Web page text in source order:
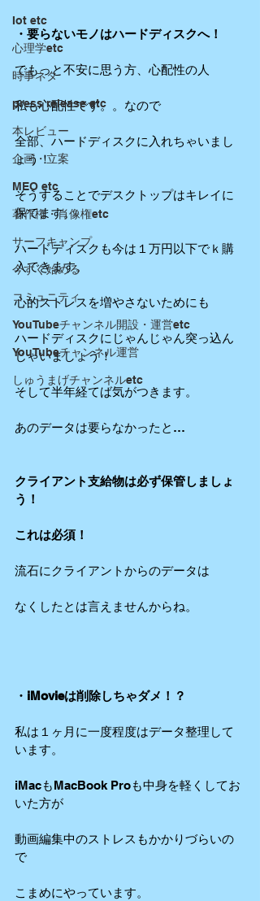
Iot etc
心理学etc
時事ネタ
press release etc
本レビュー
企画・立案
MEO etc
著作権・肖像権etc
サーフキャンプ
今すぐ始める
コミュニティ
YouTubeチャンネル開設・運営etc
YouTubeチャンネル運営
しゅうまげチャンネルetc
・要らないモノはハードディスクへ！
でもっと不安に思う方、心配性の人
私も心配性です。。なので
全部、ハードディスクに入れちゃいまし
ょう！
そうすることでデスクトップはキレイに
保てます。
ハードディスクも今は１万円以下でｋ購
入できます。
心的ストレスを増やさないためにも
ハードディスクにじゃんじゃん突っ込ん
じゃいましょう！
そして半年経てば気がつきます。
あのデータは要らなかったと…
クライアント支給物は必ず保管しましょ
う！
これは必須！
流石にクライアントからのデータは
なくしたとは言えませんからね。
・iMovieは削除しちゃダメ！？
私は１ヶ月に一度程度はデータ整理して
います。
iMacもMacBook Proも中身を軽くしてお
いた方が
動画編集中のストレスもかかりづらいの
で
こまめにやっています。